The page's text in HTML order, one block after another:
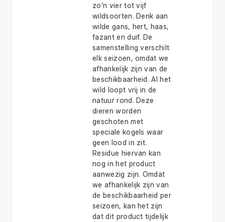
zo’n vier tot vijf
wildsoorten. Denk aan
wilde gans, hert, haas,
fazant en duif. De
samenstelling verschilt
elk seizoen, omdat we
afhankelijk zijn van de
beschikbaarheid. Al het
wild loopt vrij in de
natuur rond. Deze
dieren worden
geschoten met
speciale kogels waar
geen lood in zit.
Residue hiervan kan
nog in het product
aanwezig zijn. Omdat
we afhankelijk zijn van
de beschikbaarheid per
seizoen, kan het zijn
dat dit product tijdelijk